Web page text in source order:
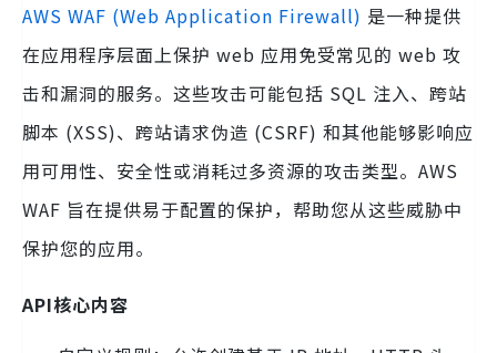
AWS WAF (Web Application Firewall) 是一种提供
在应用程序层面上保护 web 应用免受常见的 web 攻
击和漏洞的服务。这些攻击可能包括 SQL 注入、跨站
脚本 (XSS)、跨站请求伪造 (CSRF) 和其他能够影响应
用可用性、安全性或消耗过多资源的攻击类型。AWS
WAF 旨在提供易于配置的保护，帮助您从这些威胁中
保护您的应用。
API核心内容